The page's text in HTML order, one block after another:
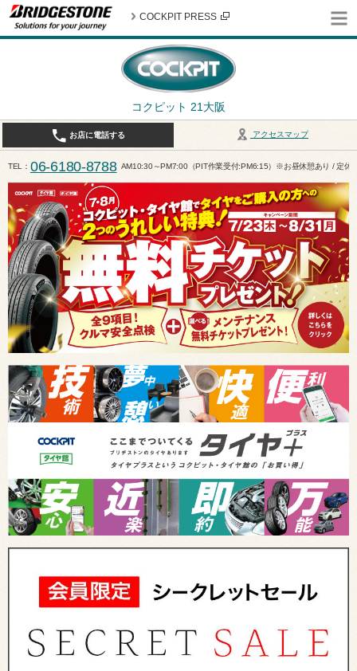
コクピット 21大阪
COCKPIT PRESS
アクセスマップ
お店に電話する
TEL 06-6180-8788 AM10:30～PM7:00（PIT作業受付:PM6:15）※お昼休憩あり / 定休